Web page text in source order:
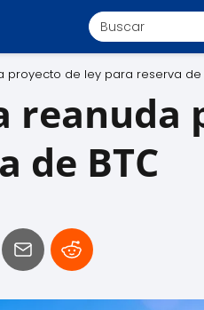
proyecto de ley para reserva de
reanuda
de BTC